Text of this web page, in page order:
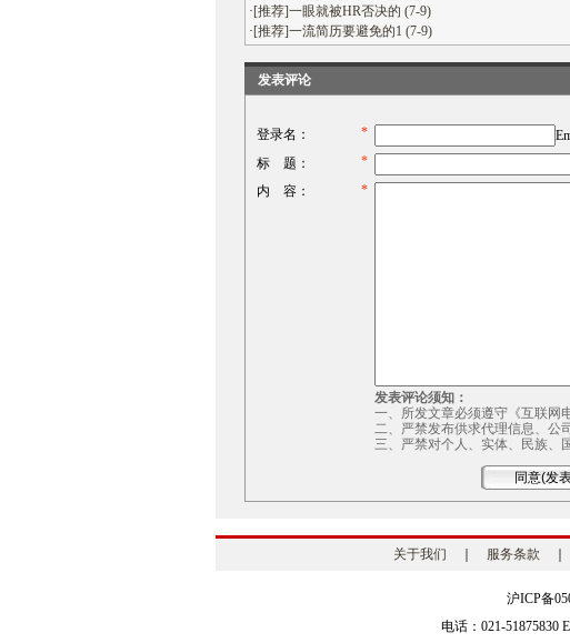
·[推荐]一眼就被HR否决的 (7-9)
·[推荐]一流简历要避免的1 (7-9)
发表评论
登录名：
*
标 题：
*
内 容：
*
发表评论须知：
一、所发文章必须遵守《互联网
二、严禁发布供求代理信息、公
三、严禁对个人、实体、民族、
关于我们 服务条款
沪ICP备
电话：021-51875830